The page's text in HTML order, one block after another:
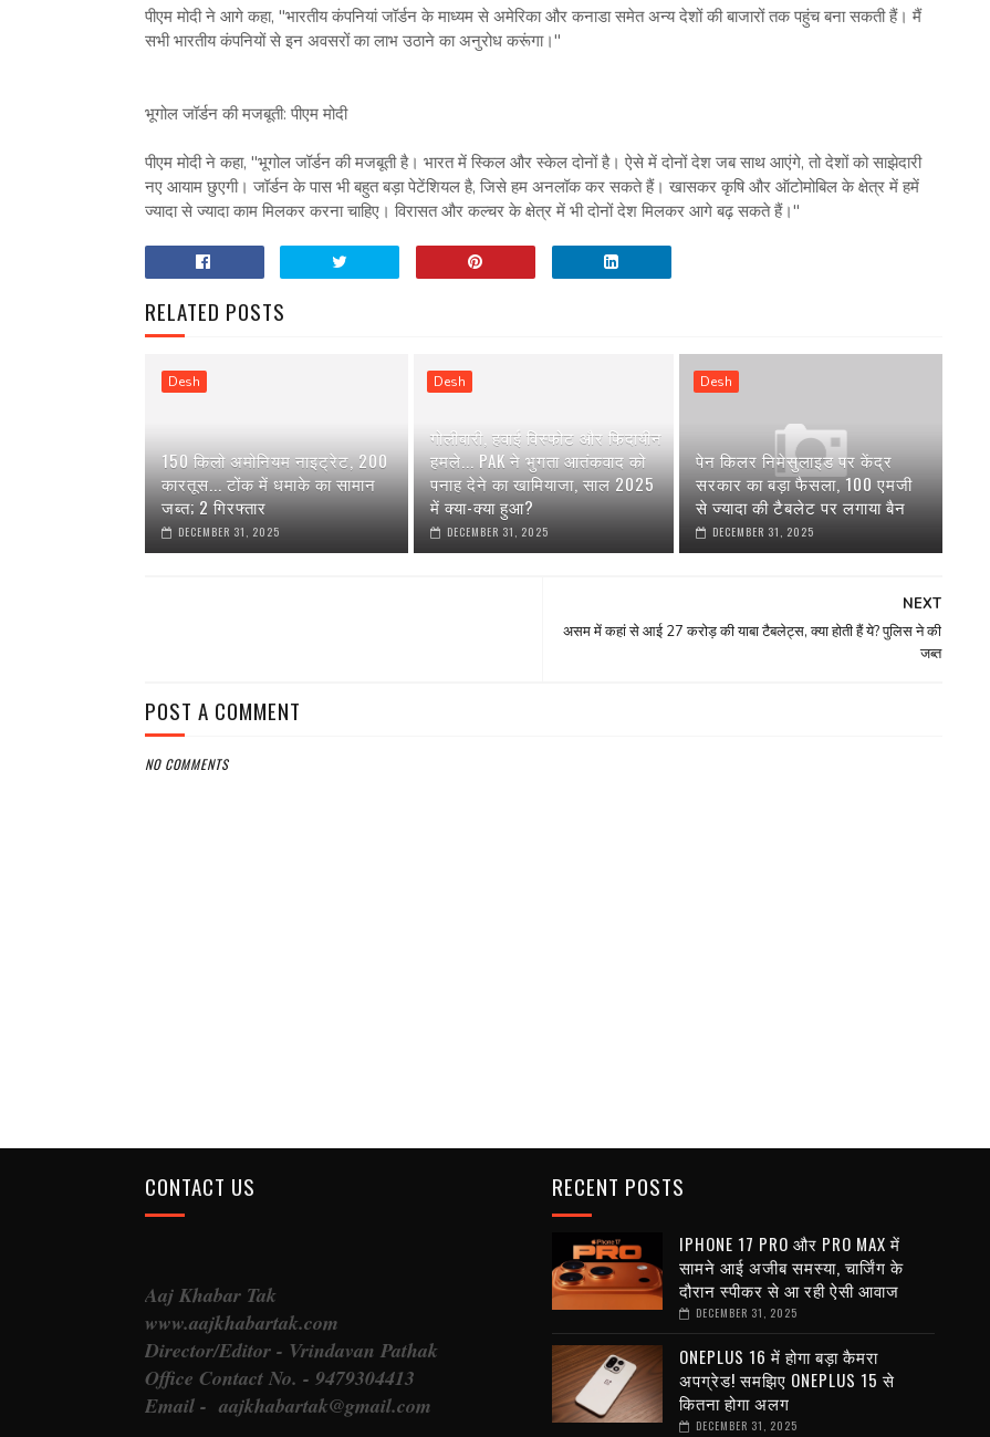
पीएम मोदी ने आगे कहा, "भारतीय कंपनियां जॉर्डन के माध्यम से अमेरिका और कनाडा समेत अन्य देशों की बाजारों तक पहुंच बना सकती हैं। मैं
सभी भारतीय कंपनियों से इन अवसरों का लाभ उठाने का अनुरोध करूंगा।"
भूगोल जॉर्डन की मजबूती: पीएम मोदी
पीएम मोदी ने कहा, "भूगोल जॉर्डन की मजबूती है। भारत में स्किल और स्केल दोनों है। ऐसे में दोनों देश जब साथ आएंगे, तो देशों को साझेदारी
नए आयाम छुएगी। जॉर्डन के पास भी बहुत बड़ा पेटेंशियल है, जिसे हम अनलॉक कर सकते हैं। खासकर कृषि और ऑटोमोबिल के क्षेत्र में हमें
ज्यादा से ज्यादा काम मिलकर करना चाहिए। विरासत और कल्चर के क्षेत्र में भी दोनों देश मिलकर आगे बढ़ सकते हैं।"
RELATED POSTS
Desh
150 किलो अमोनियम नाइट्रेट, 200
कारतूस... टोंक में धमाके का सामान
जब्त; 2 गिरफ्तार
DECEMBER 31, 2025
Desh
गोलीबारी, हवाई विस्फोट और फिदायीन
हमले... PAK ने भुगता आतंकवाद को
पनाह देने का खामियाजा, साल 2025
में क्या-क्या हुआ?
DECEMBER 31, 2025
Desh
पेन किलर निमेसुलाइड पर केंद्र
सरकार का बड़ा फैसला, 100 एमजी
से ज्यादा की टैबलेट पर लगाया बैन
DECEMBER 31, 2025
NEXT
असम में कहां से आई 27 करोड़ की याबा टैबलेट्स, क्या होती हैं ये? पुलिस ने की
जब्त
POST A COMMENT
NO COMMENTS
CONTACT US
Aaj Khabar Tak
www.aajkhabartak.com
Director/Editor - Vrindavan Pathak
Office Contact No. - 9479304413
Email - aajkhabartak@gmail.com
RECENT POSTS
IPHONE 17 PRO और PRO MAX में
सामने आई अजीब समस्या, चार्जिंग के
दौरान स्पीकर से आ रही ऐसी आवाज
DECEMBER 31, 2025
ONEPLUS 16 में होगा बड़ा कैमरा
अपग्रेड! समझिए ONEPLUS 15 से
कितना होगा अलग
DECEMBER 31, 2025